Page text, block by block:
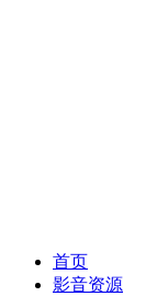
首页
影音资源